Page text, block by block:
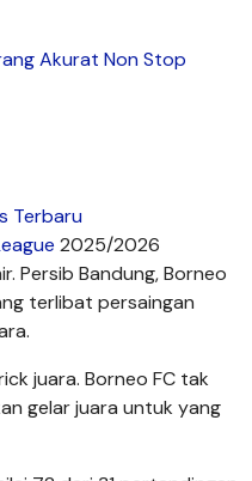
Akurat Non Stop
Terbaru
2025/2026
Persib Bandung, Borneo
terlibat persaingan
juara. Borneo FC tak
gelar juara untuk yang